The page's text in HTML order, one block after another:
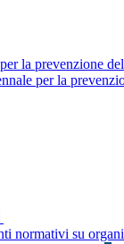
la prevenzione
per la
normativi su